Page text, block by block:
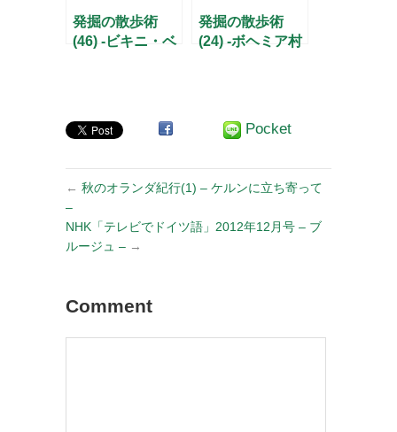
発掘の散歩術
(46) -ビキニ・ベ
発掘の散歩術
(24) -ボヘミア村
Pocket
← 秋のオランダ紀行(1) – ケルンに立ち寄って
–
NHK「テレビでドイツ語」2012年12月号 – ブ
ルージュ – →
Comment